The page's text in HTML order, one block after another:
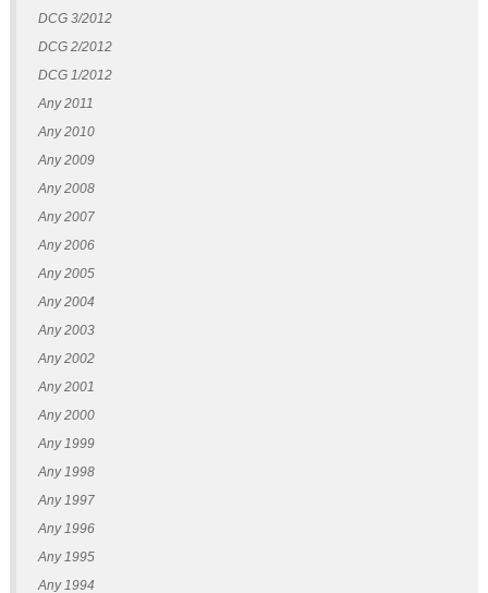
DCG 3/2012
DCG 2/2012
DCG 1/2012
Any 2011
Any 2010
Any 2009
Any 2008
Any 2007
Any 2006
Any 2005
Any 2004
Any 2003
Any 2002
Any 2001
Any 2000
Any 1999
Any 1998
Any 1997
Any 1996
Any 1995
Any 1994